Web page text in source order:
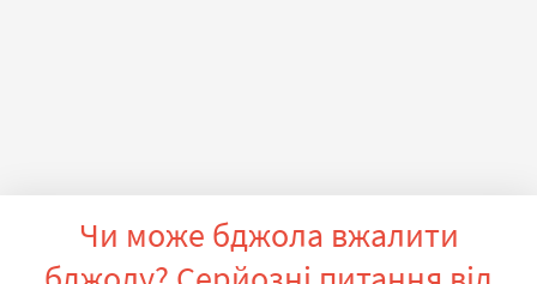
Чи може бджола вжалити